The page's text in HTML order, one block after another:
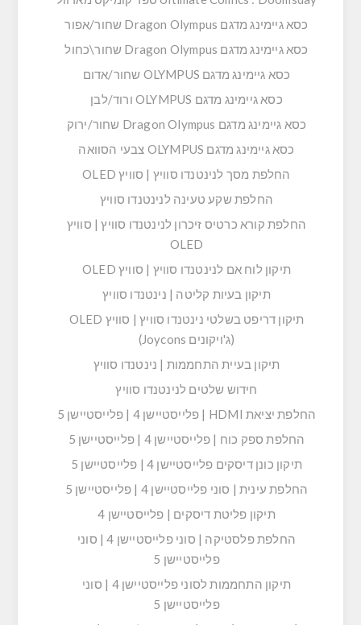
כסא גיימינג מדגם Dragon Olympus שחור/אפור
כסא גיימינג מדגם Dragon Olympus שחור\כחול
כסא גיימינג מדגם OLYMPUS שחור/אדום
כסא גיימינג מדגם OLYMPUS ורוד/לבן
כסא גיימינג מדגם Dragon Olympus שחור/ירוק
כסא גיימינג מדגם OLYMPUS צבעי הסוואה
החלפת מסך לנינטנדו סוויץ | סוויץ OLED
החלפת שקע טעינה לנינטנדו סוויץ
החלפת קורא כרטיס זיכרון לנינטנדו סוויץ | סוויץ
OLED
תיקון לוח אם לנינטנדו סוויץ | סוויץ OLED
תיקון בעיות קליטה | נינטנדו סוויץ
תיקון דריפט בשלטי נינטנדו סוויץ | סוויץ OLED
(ג'ויקונים Joycons)
תיקון בעיית התחממות | נינטנדו סוויץ
חידוש שלטים לנינטנדו סוויץ
החלפת יציאת HDMI | פלייסטיישן 4 | פלייסטיישן 5
החלפת ספק כוח | פלייסטיישן 4 | פלייסטיישן 5
תיקון כונן דיסקים פלייסטיישן 4 | פלייסטיישן 5
החלפת עינית | סוני פלייסטיישן 4 | פלייסטיישן 5
תיקון פליטת דיסקים | פלייסטיישן 4
החלפת פלסטיקה | סוני פלייסטיישן 4 | סוני
פלייסטיישן 5
תיקון התחממות לסוני פלייסטיישן 4 | סוני
פלייסטיישן 5